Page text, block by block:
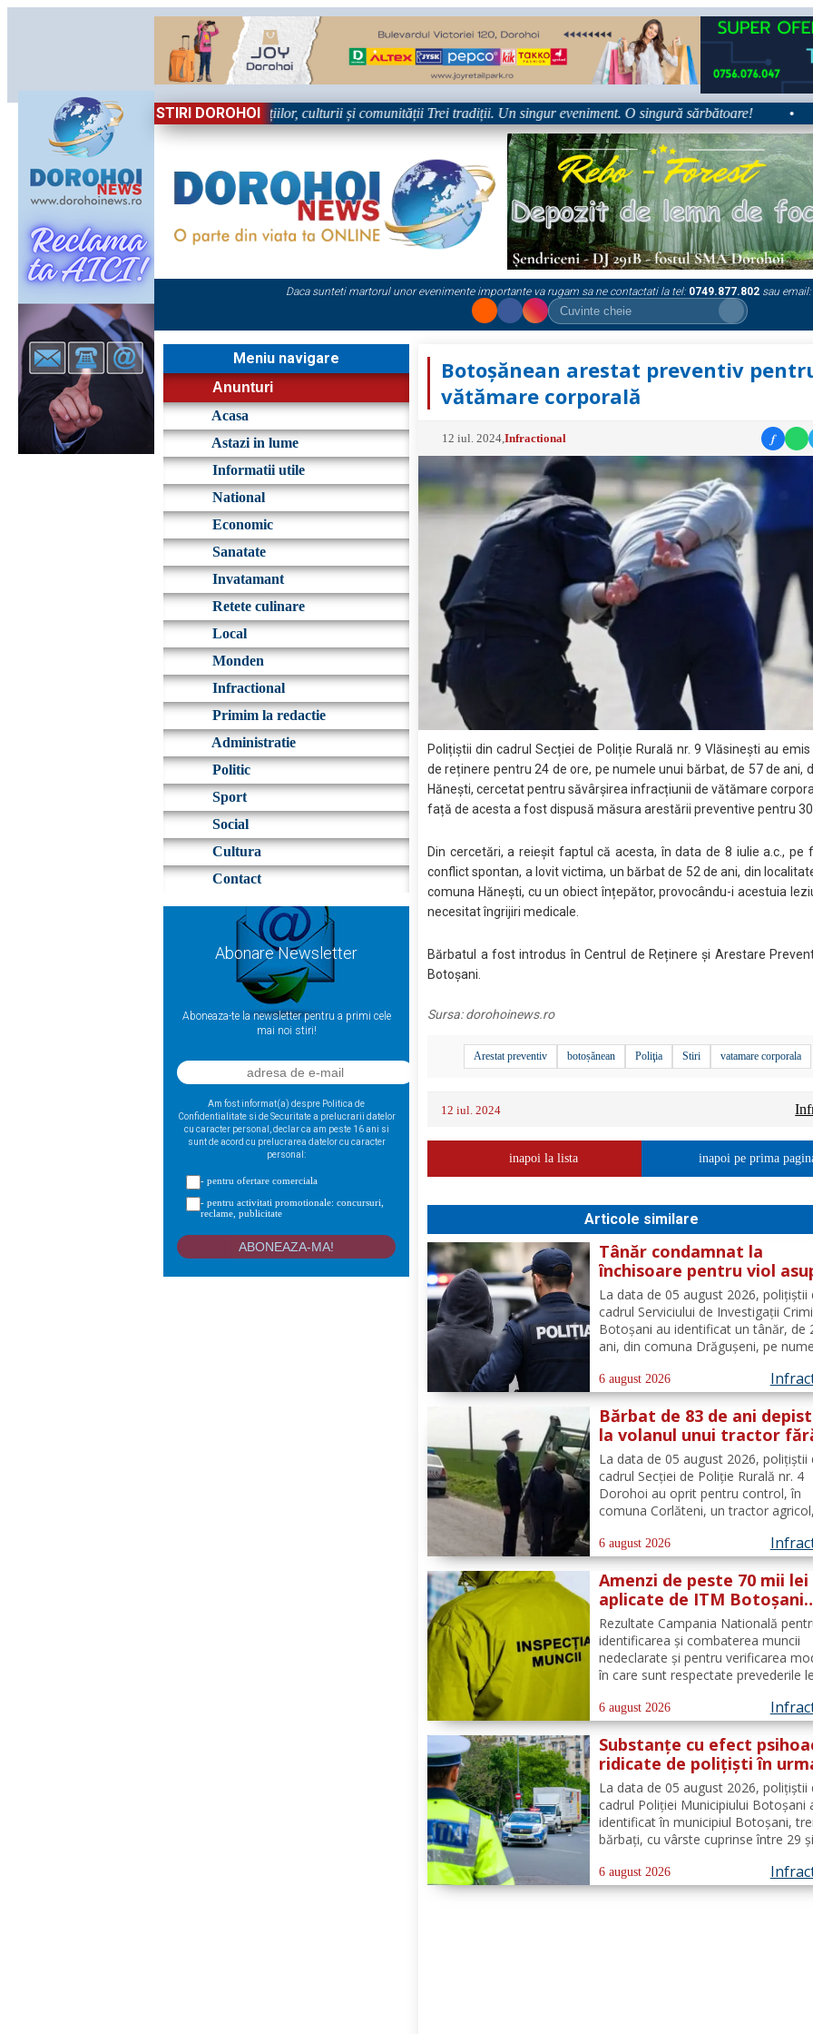
STIRI DOROHOI
Sărbătoare!” – trei zile dedicate tradițiilor, culturii și comunității Trei tradiții. Un singur eveniment. O singură sărbătoare! •
Daca sunteti martorul unor evenimente importante va rugam sa ne contactati la tel: 0749.877.802 sau email:
Meniu navigare
Anunturi
Acasa
Astazi in lume
Informatii utile
National
Economic
Sanatate
Invatamant
Retete culinare
Local
Monden
Infractional
Primim la redactie
Administratie
Politic
Sport
Social
Cultura
Contact
Abonare Newsletter
Aboneaza-te la newsletter pentru a primi cele
mai noi stiri!
Am fost informat(a) despre Politica de
Confidentialitate si de Securitate a prelucrarii datelor
cu caracter personal, declar ca am peste 16 ani si
sunt de acord cu prelucrarea datelor cu caracter
personal:
- pentru ofertare comerciala
- pentru activitati promotionale: concursuri,
reclame, publicitate
Botoșănean arestat preventiv
vătămare corporală
12 iul. 2024 ,Infractional f
Polițiștii din cadrul Secției de Poliție Rurală nr. 9 Vlăsinești au
de reținere pentru 24 de ore, pe numele unui bărbat, de 57 de ani,
Hănești, cercetat pentru săvârșirea infracțiunii de vătămare
față de acesta a fost dispusă măsura arestării preventive pentru 30
Din cercetări, a reieșit faptul că acesta, în data de 8 iulie a.c., pe
conflict spontan, a lovit victima, un bărbat de 52 de ani, din
comuna Hănești, cu un obiect înțepător, provocându-i acestuia
necesitat îngrijiri medicale.
Bărbatul a fost introdus în Centrul de Reținere și Arestare
Botoșani.
Sursa:dorohoinews.ro
Arestat preventiv botoșănean Poliţia Stiri vatamare corporala
12 iul. 2024
inapoi la lista inapoi pe prima
Articole similare
Tânăr condamnat la
închisoare pentru viol
unui minor și pornografie
infantilă, identificat de
polițiști
La data de 05 august 2026, polițiștii
cadrul Serviciului de Investigații
Botoșani au identificat un tânăr, de
ani, din comuna Drăgușeni, pe
mandat de executare a pedepsei cu
închisoarea. Tânărul a fost
4 ani și 5 luni de...
6 august 2026
Bărbat de 83 de ani
la volanul unui tractor
deține permis de
La data de 05 august 2026, polițiștii
cadrul Secției de Poliție Rurală nr. 4
Dorohoi au oprit pentru control, în
comuna Corlăteni, un tractor agricol,
din aceeași localitate. În urma
efectuate de către polițiști, s-a
faptul că...
6 august 2026
Amenzi de peste 70 mii lei
aplicate de ITM Botoșani
privind munca nedeclarată
Rezultate Campania Natională
identificarea și combaterea muncii
nedeclarate și pentru verificarea
în care sunt respectate prevederile
de către angajatorii care desfășoară
activități în domeniul Industria
- cod CAEN 10....
6 august 2026
Substanțe cu efect
ridicate de polițiști în
unui control corporal
La data de 05 august 2026, polițiștii
cadrul Poliției Municipiului Botoșani
identificat în municipiul Botoșani, trei
bărbați, cu vârste cuprinse între 29
asupra lor substanțe psihoactive. În
efectuării controlului corporal
6 august 2026